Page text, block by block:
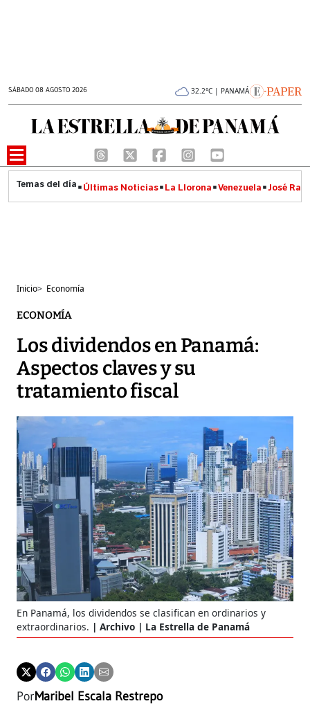
SÁBADO 08 AGOSTO 2026 32.2°C | PANAMÁ
Últimas Noticias La Llorona Venezuela José
Inicio> Economía
ECONOMÍA
Los dividendos en Panamá:
Aspectos claves y su
tratamiento fiscal
En Panamá, los dividendos se clasifican en ordinarios y
extraordinarios.
Archivo | La Estrella de Panamá
PorMaribel Escala Restrepo